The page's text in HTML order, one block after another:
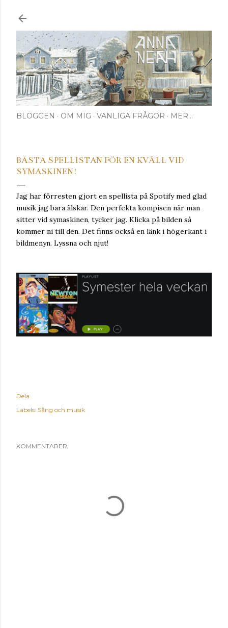
BLOGGEN OM MIG VANLIGA FRÅGOR MER…
BÄSTA SPELLISTAN FÖR EN KVÄLL VID
SYMASKINEN!
Jag har förresten gjort en spellista på Spotify med glad
musik jag bara älskar. Den perfekta kompisen när man
sitter vid symaskinen, tycker jag. Klicka på bilden så
kommer ni till den. Det finns också en länk i högerkant i
bildmenyn. Lyssna och njut!
Dela
Labels: Sång och musik
KOMMENTARER